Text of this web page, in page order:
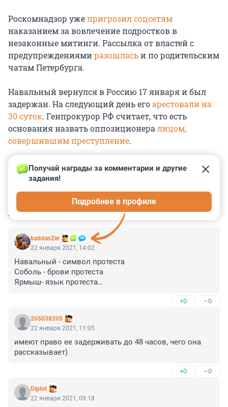
Роскомнадзор ужепригрозил соцсетям
наказанием за вовлечение подростков в
незаконные митинги. Рассылка от властей с
предупреждениямиразошласьи по родительским
чатам Петербурга.
Навальный вернулся в Россию 17 января и был
задержан. На следующий день егоарестовали на
30 суток. Генпрокурор РФ считает, что есть
основания назвать оппозиционера лицом,
совершившим преступление.
КОММЕНТАРИИ 42
baddanZer
Получай награды за комментарии и другие
задания!
Подробнее в профиле
22 января 2021, 14:02
Навальный - символ протеста
Соболь - брови протеста
Ярмыш- язык протеста
Водонаева - анальная пробка протеста
Кого забыл?
+0 –0
265038205
22 января 2021, 11:05
имеют право ее задерживать до 48 часов, чего она
рассказывает)
+0 –0
Diplot
22 января 2021, 09:18